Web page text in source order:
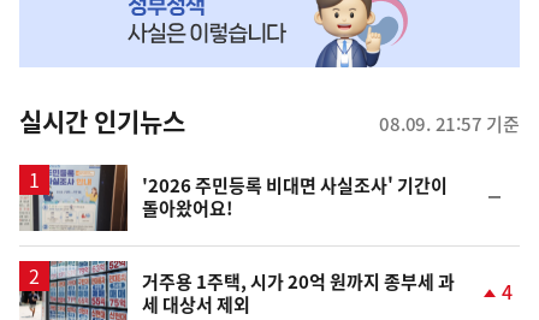
뉴
스
실시간 인기뉴스 08.09. 21:57 기준
'2026 주민등록 비대면 사실조사' 기간이
돌아왔어요!
일
거주용 1주택, 시가 20억 원까지 종부세 과
세 대상서 제외
4